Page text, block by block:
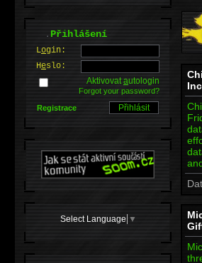
.Přihlášení
Login:
Heslo:
Aktivovatautologin
Forgot your password?
Registrace
Select Language ▼